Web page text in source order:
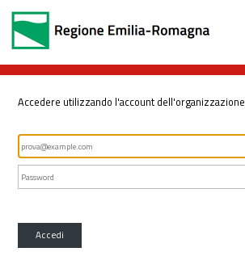
Accedere utilizzando l'account dell'organizzazione
Accedi